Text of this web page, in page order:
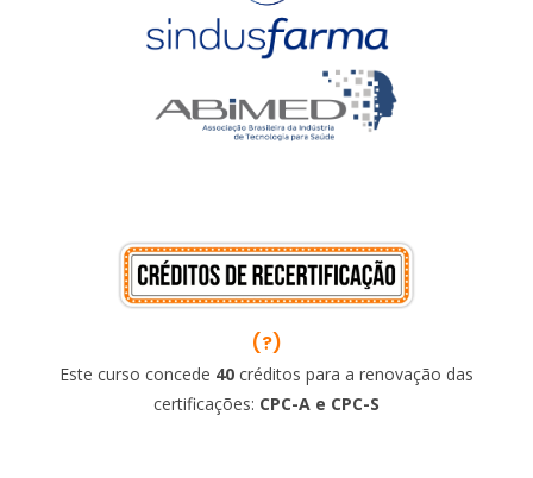
(?)
Este curso concede 40 créditos para a renovação das
certificações: CPC-A e CPC-S